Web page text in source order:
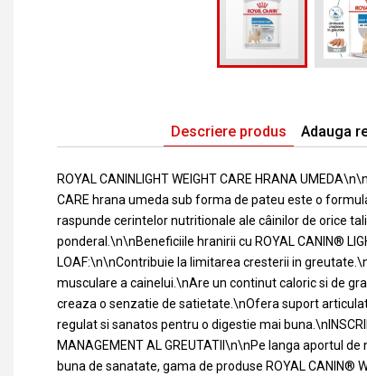
Descriere produs Adauga
ROYAL CANINLIGHT WEIGHT CARE HRANA
CARE hrana umeda sub forma de pateu este o
raspunde cerintelor nutritionale ale câinilor de orice
ponderal.\n\nBeneficiile hranirii cu ROYAL CANIN®
LOAF:\n\nContribuie la limitarea cresterii in
musculare a cainelui.\nAre un continut caloric si de
creaza o senzatie de satietate.\nOfera suport
regulat si sanatos pentru o digestie mai
MANAGEMENT AL GREUTATII\n\nPe langa aportul
buna de sanatate, gama de produse ROYAL CANIN®